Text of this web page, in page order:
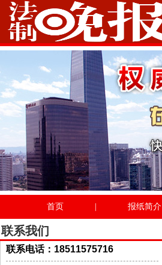
首页 报纸简介
联系我们
联系电话：18511575716